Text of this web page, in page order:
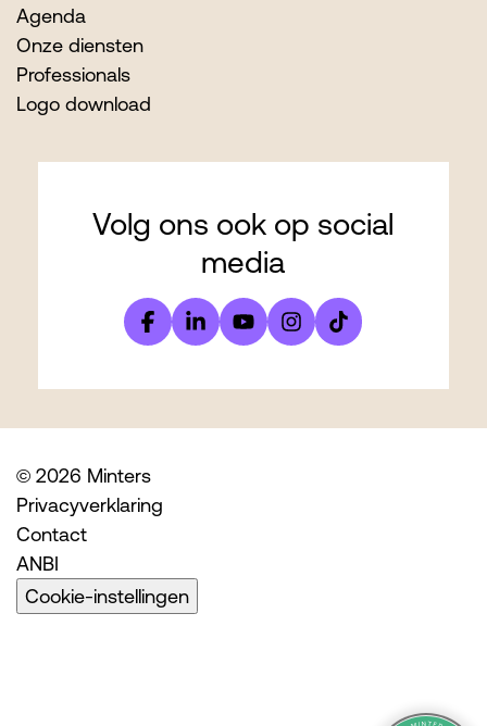
Agenda
Onze diensten
Professionals
Logo download
Volg ons ook op social
media
© 2026 Minters
Privacyverklaring
Contact
ANBI
Cookie-instellingen